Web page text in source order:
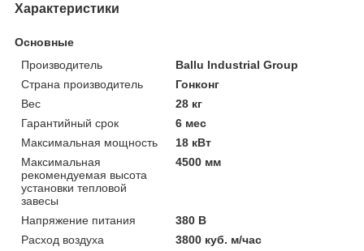
Характеристики
Основные
Производитель
Ballu Industrial Group
Страна производитель
Гонконг
Вес
28 кг
Гарантийный срок
6 мес
Максимальная мощность
18 кВт
Максимальная
рекомендуемая высота
установки тепловой
завесы
4500 мм
Напряжение питания
380 В
Расход воздуха
3800 куб. м/час